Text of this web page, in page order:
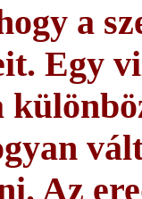
a
Egy
Az